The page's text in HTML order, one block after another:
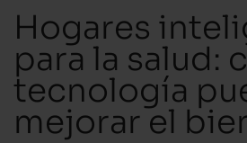
Hogares
para la salud:
tecnología
mejorar el